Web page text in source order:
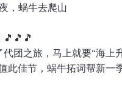
，蜗牛去爬山
🎵🎵🎵
代团之旅，马上就要“海上
此佳节，蜗牛拓词帮新一